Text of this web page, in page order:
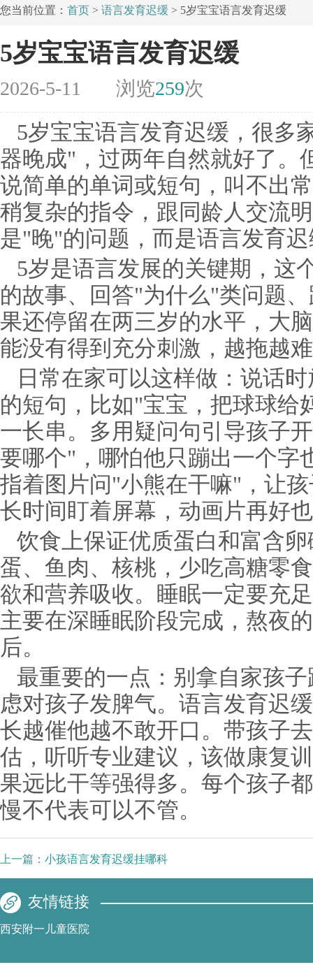
您当前位置： 首页 > 语言发育迟缓 > 5岁宝宝语言发育迟缓
5岁宝宝语言发育迟缓
2026-5-11 浏览259次
5岁宝宝语言发育迟缓，很多
器晚成"，过两年自然就好了。
说简单的单词或短句，叫不出
稍复杂的指令，跟同龄人交流
是"晚"的问题，而是语言发育
5岁是语言发展的关键期，这
的故事、回答"为什么"类问题
果还停留在两三岁的水平，大
能没有得到充分刺激，越拖越
日常在家可以这样做：说话
的短句，比如"宝宝，把球球给
一长串。多用疑问句引导孩子
要哪个"，哪怕他只蹦出一个字
指着图片问"小熊在干嘛"，让
长时间盯着屏幕，动画片再好
饮食上保证优质蛋白和富含
蛋、鱼肉、核桃，少吃高糖零
欲和营养吸收。睡眠一定要充
主要在深睡眠阶段完成，熬夜
后。
最重要的一点：别拿自家孩
虑对孩子发脾气。语言发育迟
长越催他越不敢开口。带孩子
估，听听专业建议，该做康复
果远比干等强得多。每个孩子
慢不代表可以不管。
上一篇： 小孩语言发育迟缓挂哪科
友情链接
西安附一儿童医院